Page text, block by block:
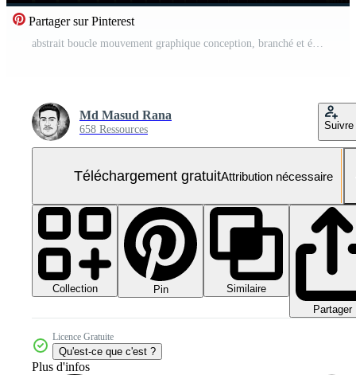
Partager sur Pinterest
abstrait boucle mouvement graphique conception, branché et élégant cette forme, le mouvement de cercles et lignes en mouvement sur coloré, 3d animation, abstrait Contexte 4k Vidéo Gratuite
Md Masud Rana
658 Ressources Suivre
Téléchargement gratuitAttribution nécessaire
Collection Pin
Similaire
Partager
Licence Gratuite
Qu'est-ce que c'est ?
Plus d'infos